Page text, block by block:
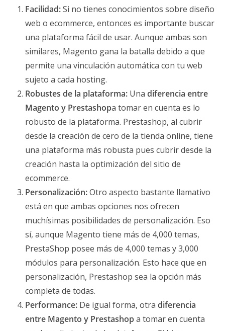
Facilidad:Si no tienes conocimientos sobre diseño
web o ecommerce, entonces es importante buscar
una plataforma fácil de usar. Aunque ambas son
similares, Magento gana la batalla debido a que
permite una vinculación automática con tu web
sujeto a cada hosting.
Robustes de la plataforma: Una diferencia entre
Magento y Prestashopa tomar en cuenta es lo
robusto de la plataforma. Prestashop, al cubrir
desde la creación de cero de la tienda online, tiene
una plataforma más robusta pues cubrir desde la
creación hasta la optimización del sitio de
ecommerce.
Personalización:Otro aspecto bastante llamativo
está en que ambas opciones nos ofrecen
muchísimas posibilidades de personalización. Eso
sí, aunque Magento tiene más de 4,000 temas,
PrestaShop posee más de 4,000 temas y 3,000
módulos para personalización. Esto hace que en
personalización, Prestashop sea la opción más
completa de todas.
Performance: De igual forma, otra diferencia
entre Magento y Prestashop a tomar en cuenta